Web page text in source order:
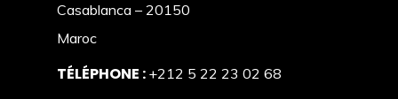
Casablanca – 20150
Maroc
TÉLÉPHONE : +212 5 22 23 02 68